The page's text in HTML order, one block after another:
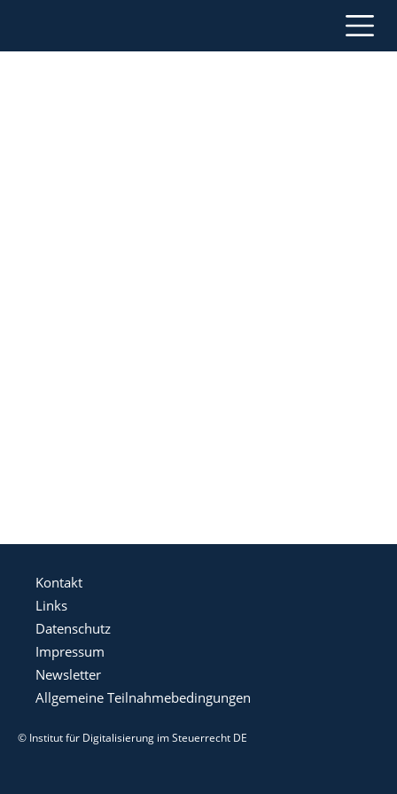
Kontakt
Links
Datenschutz
Impressum
Newsletter
Allgemeine Teilnahmebedingungen
© Institut für Digitalisierung im Steuerrecht DE